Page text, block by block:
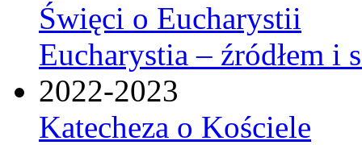
Święci o Eucharystii
Eucharystia – źródłem i
2022-2023
Katecheza o Kościele